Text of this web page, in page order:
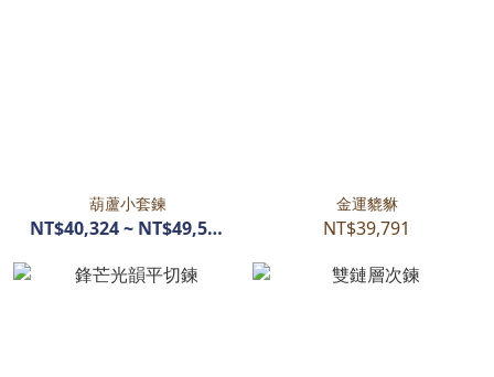
葫蘆小套鍊
NT$40,324 ~ NT$49,573
金運貔貅
NT$39,791